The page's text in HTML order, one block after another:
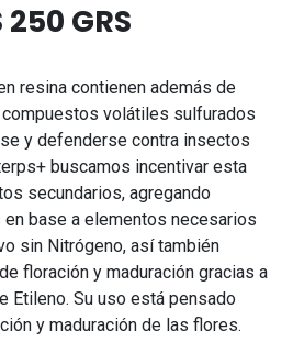
250 GRS
resina contienen además de
volátiles sulfurados
y defenderse contra insectos
buscamos incentivar esta
secundarios, agregando
base a elementos necesarios
sin Nitrógeno, así también
floración y maduración gracias a
Etileno. Su uso está pensado
y maduración de las flores.